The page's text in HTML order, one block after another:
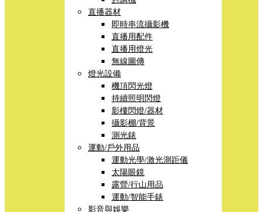
直播器材
即時串流攝影機
直播用配件
直播用燈光
無線圖傳
燈光設備
機頂閃光燈
持續照明閃燈
影樓閃燈/器材
攝影棚/背景
測光錶
運動/戶外用品
運動光學/激光測距儀
太陽眼鏡
露營/行山用品
運動/智能手錶
影音與娛樂